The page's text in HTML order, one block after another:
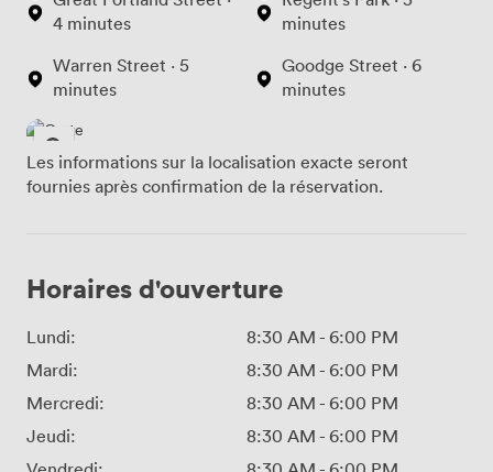
4 minutes
Warren Street · 5
minutes
minutes
Goodge Street · 6
minutes
Les informations sur la localisation exacte seront
fournies après confirmation de la réservation.
Horaires d'ouverture
Lundi: 8:30 AM - 6:00 PM
Mardi:
8:30 AM - 6:00 PM
Mercredi:
8:30 AM - 6:00 PM
Jeudi:
8:30 AM - 6:00 PM